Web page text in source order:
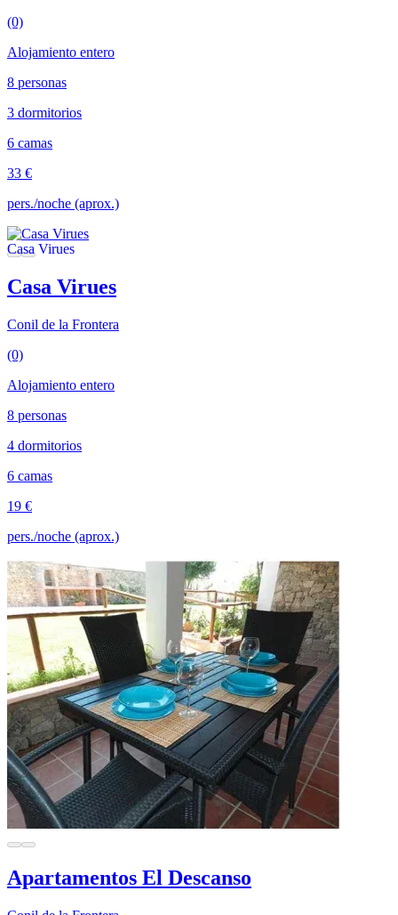
(0)
Alojamiento entero
8 personas
3 dormitorios
6 camas
33 €
pers./noche (aprox.)
Casa Virues
Conil de la Frontera
(0)
Alojamiento entero
8 personas
4 dormitorios
6 camas
19 €
pers./noche (aprox.)
Apartamentos El Descanso